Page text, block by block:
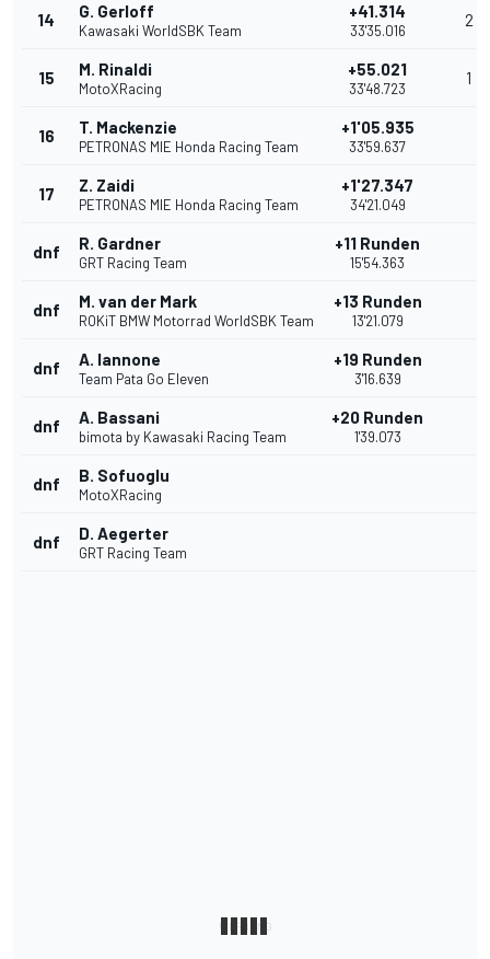
14 G. Gerloff
Kawasaki WorldSBK Team
+41.314
33'35.016
2
15 M. Rinaldi
MotoXRacing
+55.021
33'48.723
1
16 T. Mackenzie
PETRONAS MIE Honda Racing Team
+1'05.935
33'59.637
17 Z. Zaidi
PETRONAS MIE Honda Racing Team
+1'27.347
34'21.049
dnf R. Gardner
GRT Racing Team
+11 Runden
15'54.363
dnf M. van der Mark
ROKiT BMW Motorrad WorldSBK Team
+13 Runden
13'21.079
dnf A. Iannone
Team Pata Go Eleven
+19 Runden
3'16.639
dnf A. Bassani
bimota by Kawasaki Racing Team
+20 Runden
1'39.073
dnf B. Sofuoglu
MotoXRacing
dnf D. Aegerter
GRT Racing Team